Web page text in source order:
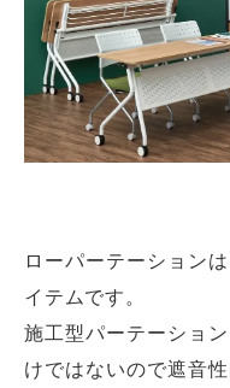
ローパーテーション
イテムです。
施工型パーテーショ
けではないので遮音